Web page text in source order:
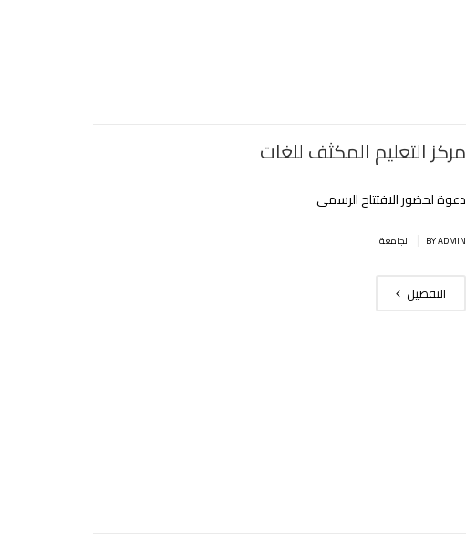
مركز التعليم المكثف للغات
دعوة لحضور الافتتاح الرسمي
BY ADMIN الجامعة
التفصيل